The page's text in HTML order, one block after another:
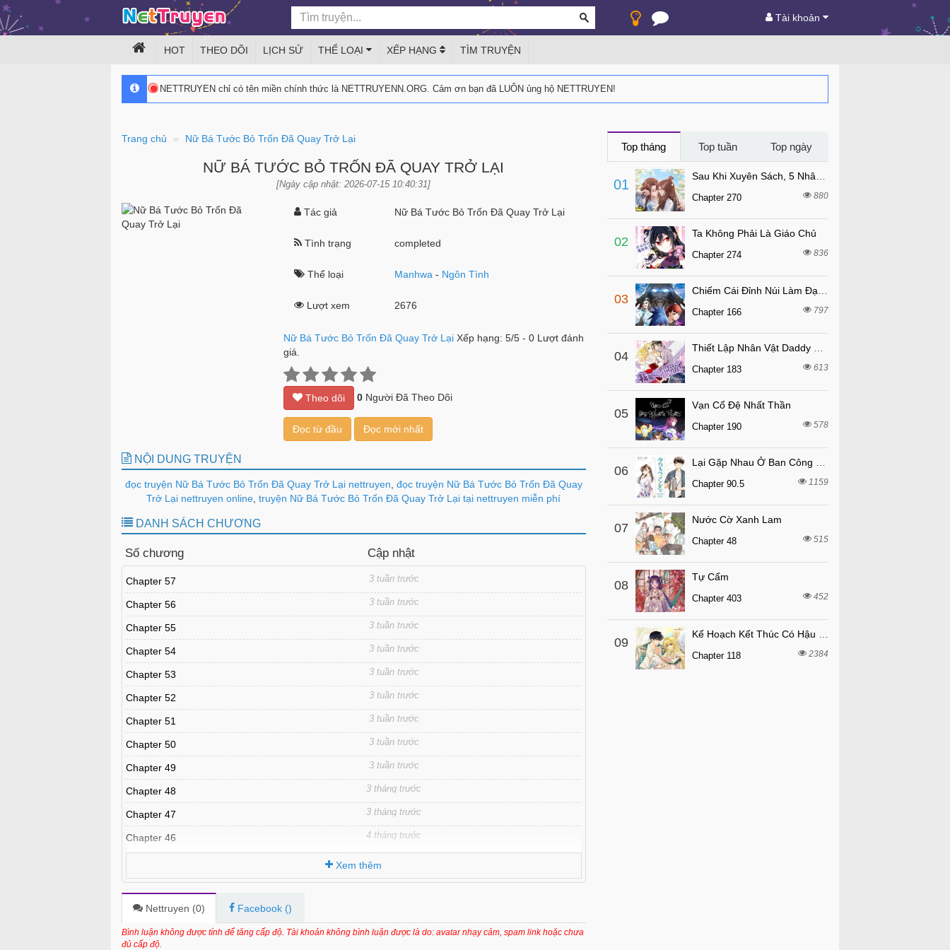
Tài khoản
HOT THEO DÕI LỊCH SỬ THỂ LOẠI XẾP HẠNG TÌM TRUYỆN
NETTRUYEN chỉ có tên miền chính thức là NETTRUYENN.ORG. Cảm ơn bạn đã LUÔN ủng hộ NETTRUYEN!
Trang chủ Nữ Bá Tước Bỏ Trốn Đã Quay Trở Lại
NỮ BÁ TƯỚC BỎ TRỐN ĐÃ QUAY TRỞ LẠI
[Ngày cập nhật: 2026-07-15 10:40:31]
Tác giả Nữ Bá Tước Bỏ Trốn Đã Quay Trở Lại
Tình trạng completed
Thể loại Manhwa - Ngôn Tình
Lượt xem 2676
Nữ Bá Tước Bỏ Trốn Đã Quay Trở Lại Xếp hạng: 5/5- 0Lượt đánh
giá.
Theo dõi 0Người Đã Theo Dõi
Đọc từ đầu Đọc mới nhất
NỘI DUNG TRUYỆN
đọc truyện Nữ Bá Tước Bỏ Trốn Đã Quay Trở Lại nettruyen đọc truyện Nữ Bá Tước Bỏ Trốn Đã Quay
Trở Lại nettruyen online truyện Nữ Bá Tước Bỏ Trốn Đã Quay Trở Lại tại nettruyen miễn phí
DANH SÁCH CHƯƠNG
Số chương Cập nhật
Chapter 57 3 tuần trước
Chapter 56 3 tuần trước
Chapter 55 3 tuần trước
Chapter 54 3 tuần trước
Chapter 53 3 tuần trước
Chapter 52 3 tuần trước
Chapter 51 3 tuần trước
Chapter 50 3 tuần trước
Chapter 49 3 tuần trước
Chapter 48 3 tháng trước
Chapter 47 3 tháng trước
Chapter 46 4 tháng trước
Chapter 44 4 tháng trước
Chapter 43
Chapter 42 4 tháng trước
Xem thêm
Nettruyen (0) Facebook ()
Bình luận không được tính để tăng cấp độ. Tài khoản không bình luận được là do: avatar nhạy cảm, spam link hoặc chưa
đủ cấp độ.
Top tháng Top tuần Top ngày
01
Chapter 270 880
02
Ta Không Phải Là Giáo Chủ
Chapter 274 836
03
Chapter 166 797
04
Chapter 183 613
05
Vạn Cổ Đệ Nhất Thần
Chapter 190 578
06
Chapter 90.5 1159
07
Nước Cờ Xanh Lam
Chapter 48 515
08
Tự Cẩm
Chapter 403 452
09
Chapter 118 2384